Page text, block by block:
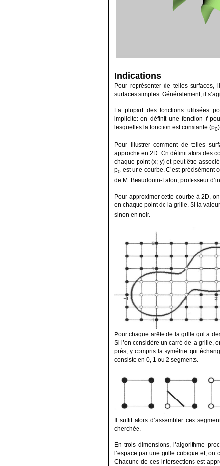
Indications
Pour représenter de telles surfaces,
surfaces simples. Généralement, il
La plupart des fonctions utilisées
implicite: on définit une fonction f
lesquelles la fonction est constante (p0
Pour illustrer comment de telles
approche en 2D. On définit alors des
chaque point (x; y) et peut être
p0 est une courbe. C’est précisément
de M. Beaudouin-Lafon, professeur
Pour approximer cette courbe à 2D,
en chaque point de la grille. Si la
sinon en noir.
Pour chaque arête de la grille qui a
Si l’on considère un carré de la grille,
près, y compris la symétrie qui
consiste en 0, 1 ou 2 segments.
Il suffit alors d’assembler ces
cherchée.
En trois dimensions, l’algorithme
l’espace par une grille cubique et, on
Chacune de ces intersections est